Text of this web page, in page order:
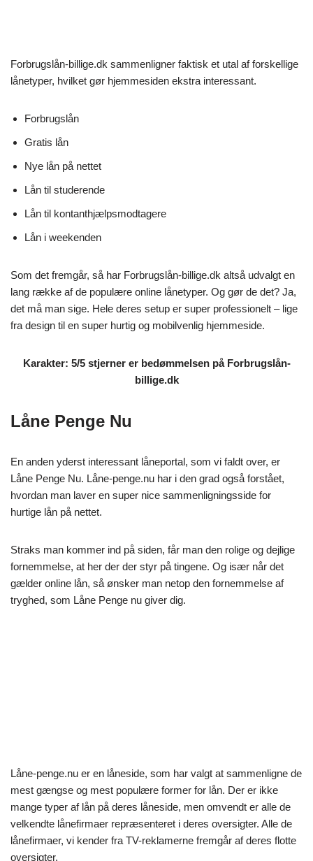
Forbrugslån-billige.dk sammenligner faktisk et utal af forskellige
lånetyper, hvilket gør hjemmesiden ekstra interessant.
Forbrugslån
Gratis lån
Nye lån på nettet
Lån til studerende
Lån til kontanthjælpsmodtagere
Lån i weekenden
Som det fremgår, så har Forbrugslån-billige.dk altså udvalgt en
lang række af de populære online lånetyper. Og gør de det? Ja,
det må man sige. Hele deres setup er super professionelt – lige
fra design til en super hurtig og mobilvenlig hjemmeside.
Karakter: 5/5 stjerner er bedømmelsen på Forbrugslån-
billige.dk
Låne Penge Nu
En anden yderst interessant låneportal, som vi faldt over, er
Låne Penge Nu. Låne-penge.nu har i den grad også forstået,
hvordan man laver en super nice sammenligningsside for
hurtige lån på nettet.
Straks man kommer ind på siden, får man den rolige og dejlige
fornemmelse, at her der der styr på tingene. Og især når det
gælder online lån, så ønsker man netop den fornemmelse af
tryghed, som Låne Penge nu giver dig.
Låne-penge.nu er en låneside, som har valgt at sammenligne de
mest gængse og mest populære former for lån. Der er ikke
mange typer af lån på deres låneside, men omvendt er alle de
velkendte lånefirmaer repræsenteret i deres oversigter. Alle de
lånefirmaer, vi kender fra TV-reklamerne fremgår af deres flotte
oversigter.